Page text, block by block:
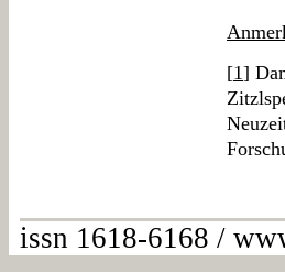
[1]
issn 1618-6168 /